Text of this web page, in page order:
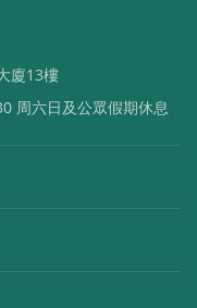
廈13樓
周六日及公眾假期休息